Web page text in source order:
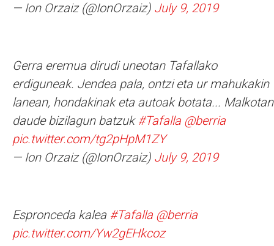
— Ion Orzaiz (@IonOrzaiz) July 9, 2019
Gerra eremua dirudi uneotan Tafallako
erdiguneak. Jendea pala, ontzi eta ur mahukakin
lanean, hondakinak eta autoak botata... Malkotan
daude bizilagun batzuk #Tafalla @berria
pic.twitter.com/tg2pHpM1ZY
— Ion Orzaiz (@IonOrzaiz) July 9, 2019
Espronceda kalea #Tafalla @berria
pic.twitter.com/Yw2gEHkcoz